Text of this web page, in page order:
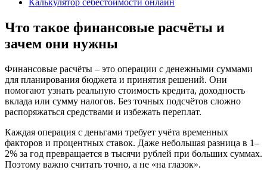
Что такое финансовые расчёты и
зачем они нужны
Финансовые расчёты – это операции с денежными суммами
для планирования бюджета и принятия решений. Они
помогают узнать реальную стоимость кредита, доходность
вклада или сумму налогов. Без точных подсчётов сложно
распоряжаться средствами и избежать переплат.
Каждая операция с деньгами требует учёта временных
факторов и процентных ставок. Даже небольшая разница в 1–
2% за год превращается в тысячи рублей при больших суммах.
Поэтому важно считать точно, а не «на глазок».